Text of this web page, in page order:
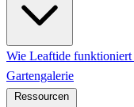
Wie Leaftide funktioniert
Gartengalerie
Ressourcen